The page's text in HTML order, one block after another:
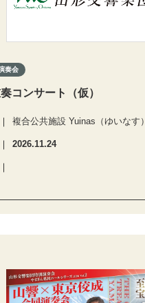
奏会
コンサート（仮）
複合公共施設 Yuinas（ゆいなす）
2026.11.24